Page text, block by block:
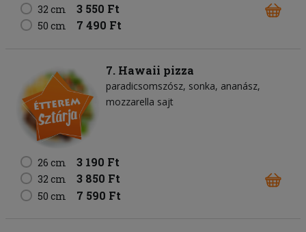
32 cm 3 550 Ft
50 cm 7 490 Ft
7. Hawaii pizza
paradicsomszósz sonka ananász
mozzarella sajt
26 cm 3 190 Ft
32 cm 3 850 Ft
50 cm 7 590 Ft